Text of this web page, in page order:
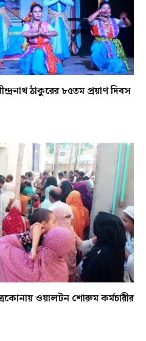
ঠাকুরের ৮৫তম প্রয়াণ দিবস
ওয়ালটন শোরুম কর্মচারীর